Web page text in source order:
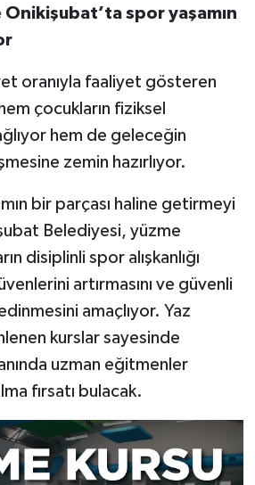
spor yaşamın
oranıyla faaliyet gösteren
çocukların fiziksel
hem de geleceğin
zemin hazırlıyor.
bir parçası haline getirmeyi
Belediyesi, yüzme
disiplinli spor alışkanlığı
artırmasını ve güvenli
amaçlıyor. Yaz
kurslar sayesinde
uzman eğitmenler
fırsatı bulacak.